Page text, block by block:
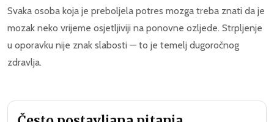
Svaka osoba koja je preboljela potres mozga treba znati da je
mozak neko vrijeme osjetljiviji na ponovne ozljede. Strpljenje
u oporavku nije znak slabosti — to je temelj dugoročnog
zdravlja.